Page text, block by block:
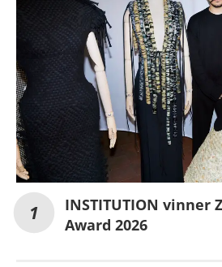
INSTITUTION vinner
Award 2026